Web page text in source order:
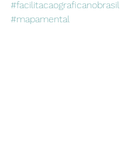
#facilitacaograficanobrasil
#mapamental